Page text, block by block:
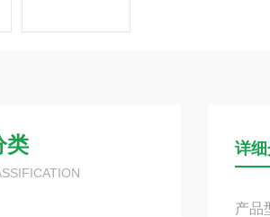
类 详
产品